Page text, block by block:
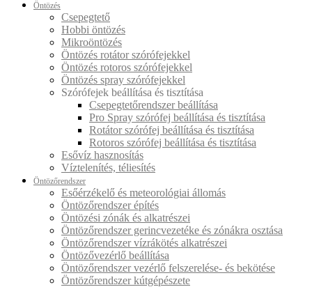
Öntözés
Csepegtető
Hobbi öntözés
Mikroöntözés
Öntözés rotátor szórófejekkel
Öntözés rotoros szórófejekkel
Öntözés spray szórófejekkel
Szórófejek beállítása és tisztítása
Csepegtetőrendszer beállítása
Pro Spray szórófej beállítása és tisztítása
Rotátor szórófej beállítása és tisztítása
Rotoros szórófej beállítása és tisztítása
Esővíz hasznosítás
Víztelenítés, téliesítés
Öntözőrendszer
Esőérzékelő és meteorológiai állomás
Öntözőrendszer építés
Öntözési zónák és alkatrészei
Öntözőrendszer gerincvezetéke és zónákra osztása
Öntözőrendszer vízrákötés alkatrészei
Öntözővezérlő beállítása
Öntözőrendszer vezérlő felszerelése- és bekötése
Öntözőrendszer kútgépészete